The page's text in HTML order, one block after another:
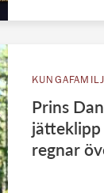
Prins
jätteklipp
regnar